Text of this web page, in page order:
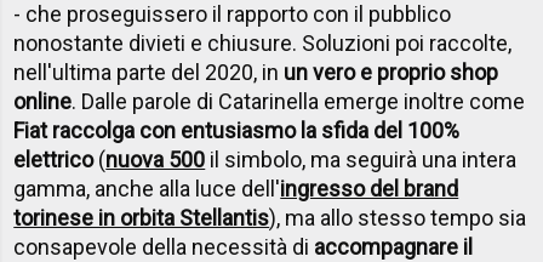
- che proseguissero il rapporto con il pubblico
nonostante divieti e chiusure. Soluzioni poi raccolte,
nell'ultima parte del 2020, in un vero e proprio shop
online. Dalle parole di Catarinella emerge inoltre come
Fiat raccolga con entusiasmo la sfida del 100%
elettrico(nuova 500 il simbolo, ma seguirà una intera
gamma, anche alla luce dell'ingresso del brand
torinese in orbita Stellantis), ma allo stesso tempo sia
consapevole della necessità di accompagnare il